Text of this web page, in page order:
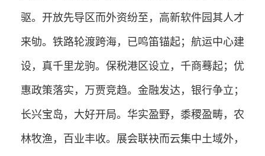
驱。开放先导区而外资纷至，高新软件园其人才
来劬。铁路轮渡跨海，已鸣笛锚起；航运中心建
设，真千里龙驹。保税港区设立，千商蓦起；优
惠政策落实，万贾竞趋。金融发达，银行争立；
长兴宝岛，大好开局。华实盈野，黍稷盈畴，农
林牧渔，百业丰收。展会联袂而云集中土域外，